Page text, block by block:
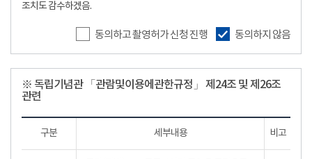
조치도 감수하겠음.
동의하고 촬영허가 신청 진행 동의하지 않음
※ 독립기념관 「관람및이용에관한규정」 제24조 및 제26조
관련
구분 세부내용 비고